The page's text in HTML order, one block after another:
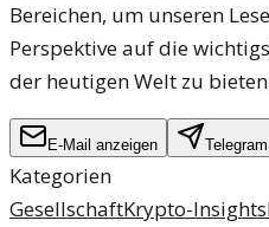
Bereichen, um unseren
Perspektive auf die
der heutigen Welt zu
E-Mail anzeigen
Kategorien
GesellschaftKrypto-Insights